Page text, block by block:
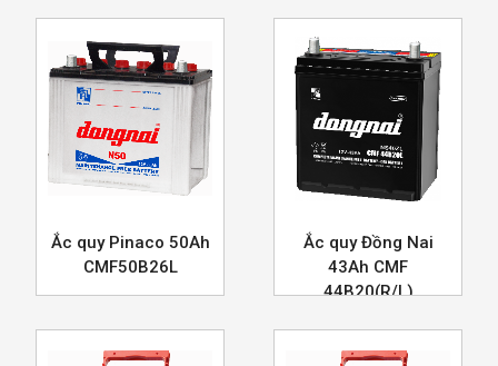
Ắc quy Pinaco 50Ah
CMF50B26L
Ắc quy Đồng Nai
43Ah CMF
44B20(R/L)